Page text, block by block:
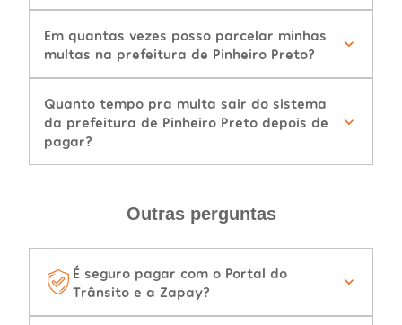
Em quantas vezes posso parcelar minhas
multas na prefeitura de Pinheiro Preto?
Quanto tempo pra multa sair do sistema
da prefeitura de Pinheiro Preto depois de
pagar?
Outras perguntas
É seguro pagar com o Portal do
Trânsito e a Zapay?